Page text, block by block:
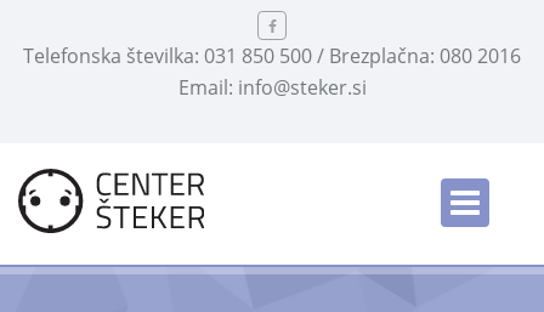
Telefonska številka: 031 850 500 / Brezplačna: 080 2016
Email: info@steker.si